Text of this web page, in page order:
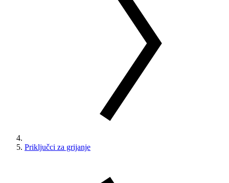
Priključci za grijanje